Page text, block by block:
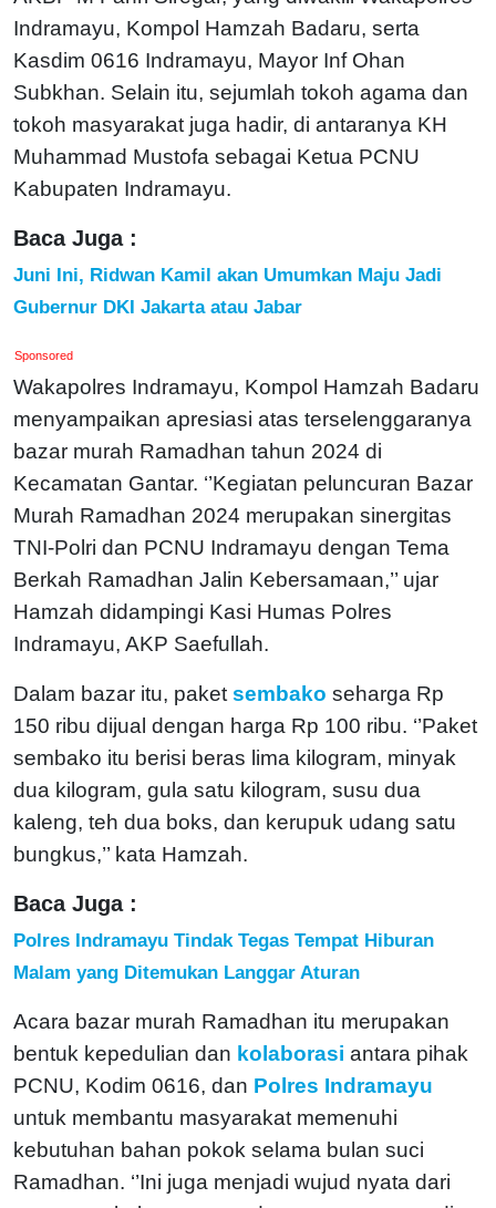
Indramayu, Kompol Hamzah Badaru, serta
Kasdim 0616 Indramayu, Mayor Inf Ohan
Subkhan. Selain itu, sejumlah tokoh agama dan
tokoh masyarakat juga hadir, di antaranya KH
Muhammad Mustofa sebagai Ketua PCNU
Kabupaten Indramayu.
Baca Juga :
Juni Ini, Ridwan Kamil akan Umumkan Maju Jadi
Gubernur DKI Jakarta atau Jabar
Sponsored
Wakapolres Indramayu, Kompol Hamzah Badaru
menyampaikan apresiasi atas terselenggaranya
bazar murah Ramadhan tahun 2024 di
Kecamatan Gantar. ‘’Kegiatan peluncuran Bazar
Murah Ramadhan 2024 merupakan sinergitas
TNI-Polri dan PCNU Indramayu dengan Tema
Berkah Ramadhan Jalin Kebersamaan,’’ ujar
Hamzah didampingi Kasi Humas Polres
Indramayu, AKP Saefullah.
Dalam bazar itu, paket sembako seharga Rp
150 ribu dijual dengan harga Rp 100 ribu. ‘’Paket
sembako itu berisi beras lima kilogram, minyak
dua kilogram, gula satu kilogram, susu dua
kaleng, teh dua boks, dan kerupuk udang satu
bungkus,’’ kata Hamzah.
Baca Juga :
Polres Indramayu Tindak Tegas Tempat Hiburan
Malam yang Ditemukan Langgar Aturan
Acara bazar murah Ramadhan itu merupakan
bentuk kepedulian dan kolaborasi antara pihak
PCNU, Kodim 0616, dan Polres Indramayu
untuk membantu masyarakat memenuhi
kebutuhan bahan pokok selama bulan suci
Ramadhan. ‘’Ini juga menjadi wujud nyata dari